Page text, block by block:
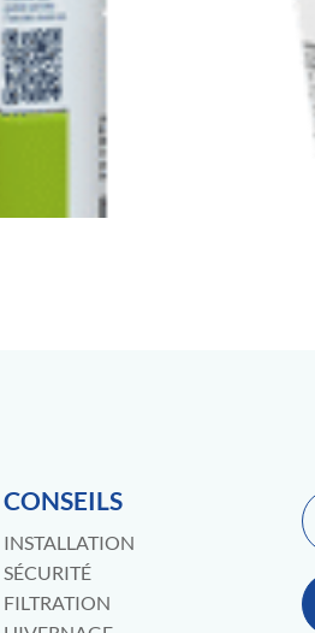
CONSEILS
INSTALLATION
SÉCURITÉ
FILTRATION